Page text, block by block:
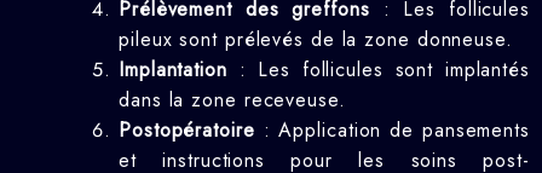
Prélèvement des greffons : Les follicules
pileux sont prélevés de la zone donneuse.
Implantation : Les follicules sont implantés
dans la zone receveuse.
Postopératoire : Application de pansements
et instructions pour les soins post-